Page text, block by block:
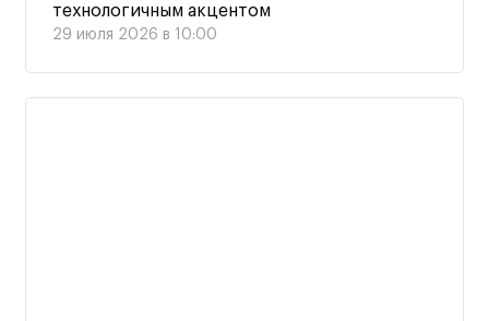
технологичным акцентом
29 июля 2026 в 10:00